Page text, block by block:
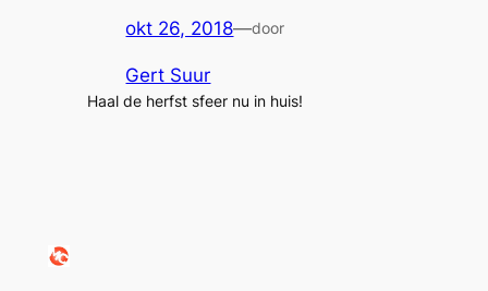
okt 26, 2018—door
Gert Suur
Haal de herfst sfeer nu in huis!